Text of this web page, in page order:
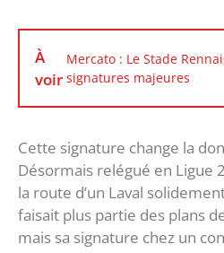
À
voir
Mercato : Le Stade
signatures majeures
Cette signature change la
Désormais relégué en Ligue
la route d’un Laval
faisait plus partie des plans
mais sa signature chez un